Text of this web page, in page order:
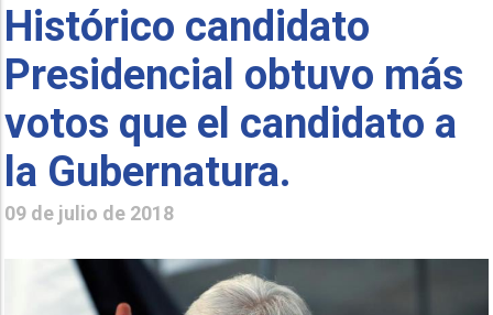
Histórico candidato
Presidencial obtuvo más
votos que el candidato a
la Gubernatura.
09 de julio de 2018